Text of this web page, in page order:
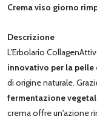
Crema viso giorno
Descrizione
L'Erbolario
innovativo per la pelle
di origine naturale.
fermentazione
crema offre un'azione